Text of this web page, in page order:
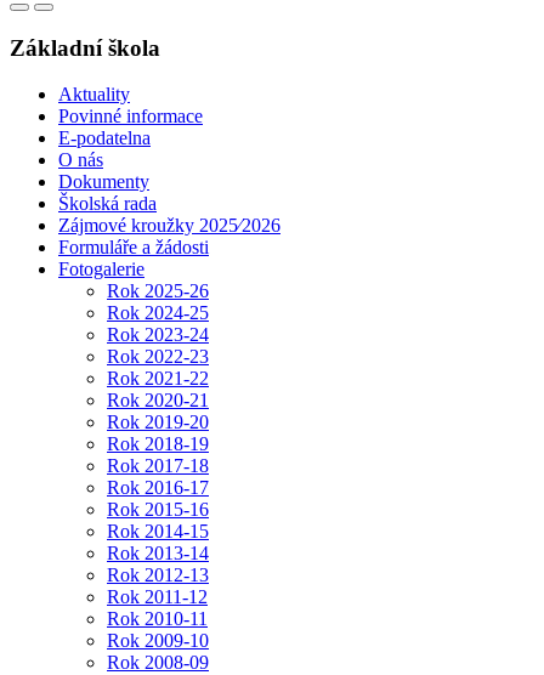
Základní škola
Aktuality
Povinné informace
E-podatelna
O nás
Dokumenty
Školská rada
Zájmové kroužky 2025⁄2026
Formuláře a žádosti
Fotogalerie
Rok 2025-26
Rok 2024-25
Rok 2023-24
Rok 2022-23
Rok 2021-22
Rok 2020-21
Rok 2019-20
Rok 2018-19
Rok 2017-18
Rok 2016-17
Rok 2015-16
Rok 2014-15
Rok 2013-14
Rok 2012-13
Rok 2011-12
Rok 2010-11
Rok 2009-10
Rok 2008-09